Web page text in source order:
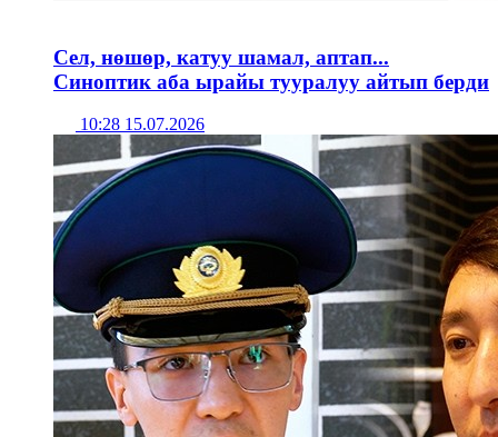
Сел, нөшөр, катуу шамал, аптап...
Синоптик аба ырайы тууралуу айтып берди
10:28 15.07.2026